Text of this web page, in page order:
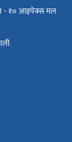
- १० आइपेक्स मल